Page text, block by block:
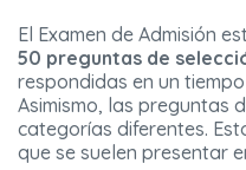
El Examen de Admisión
50 preguntas de
respondidas en un
Asimismo, las preguntas
categorías diferentes.
que se suelen presentar